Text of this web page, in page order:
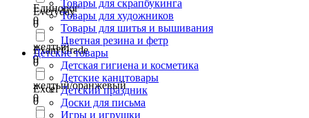
Единорог
0
желтый
0
желтый/оранжевый
0
Everyday
0
Exam Grade
0
Excel
0
Товары для скрапбукинга
Товары для художников
Товары для шитья и вышивания
Цветная резина и фетр
Детские товары
Детская гигиена и косметика
Детские канцтовары
Детский праздник
Доски для письма
Игры и игрушки